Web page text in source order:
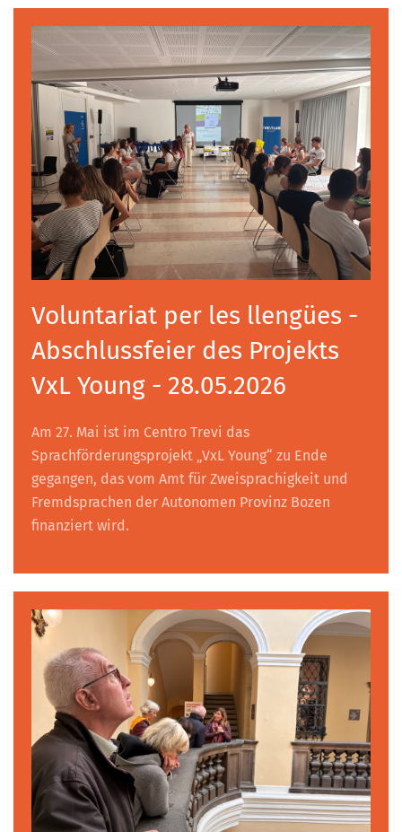
Voluntariat per les llengües -
Abschlussfeier des Projekts
VxL Young - 28.05.2026
Am 27. Mai ist im Centro Trevi das
Sprachförderungsprojekt „VxL Young“ zu Ende
gegangen, das vom Amt für Zweisprachigkeit und
Fremdsprachen der Autonomen Provinz Bozen
finanziert wird.